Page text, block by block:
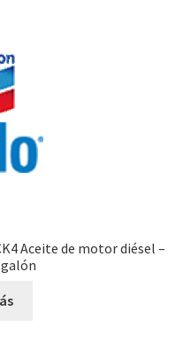
Aceite de motor diésel –
galón